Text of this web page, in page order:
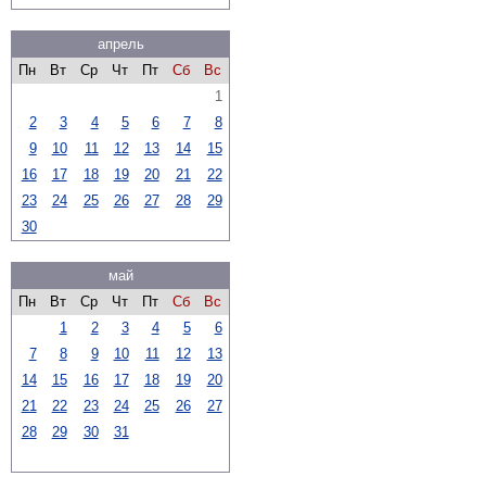
апрель
Пн
Вт Ср Чт Пт Сб
Вс
1
2
3 4 5 6 7
8
9
10 11 12 13 14
15
16
17 18 19 20 21
22
23
24 25 26 27 28
29
30
май
Пн
Вт Ср Чт Пт Сб
Вс
1
2 3 4 5
6
7
8 9 10 11 12
13
14
15 16 17 18 19
20
21
22 23 24 25 26
27
28
29 30 31